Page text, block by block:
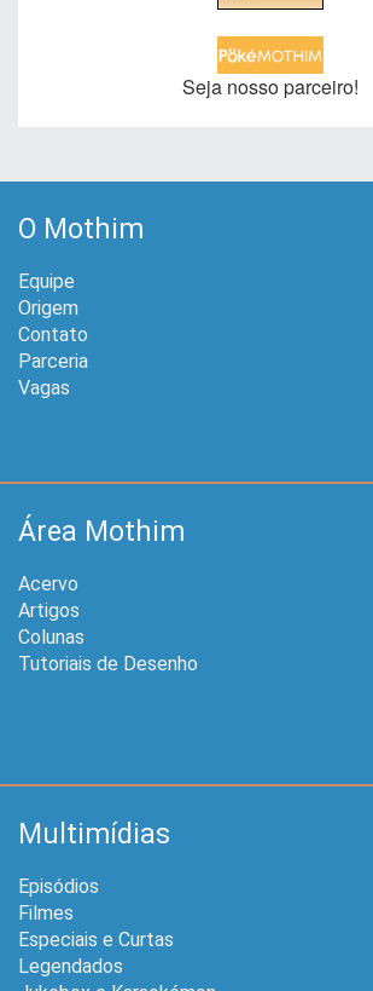
Seja nosso parceiro!
O Mothim
Equipe
Origem
Contato
Parceria
Vagas
Área Mothim
Acervo
Artigos
Colunas
Tutoriais de Desenho
Multimídias
Episódios
Filmes
Especiais e Curtas
Legendados